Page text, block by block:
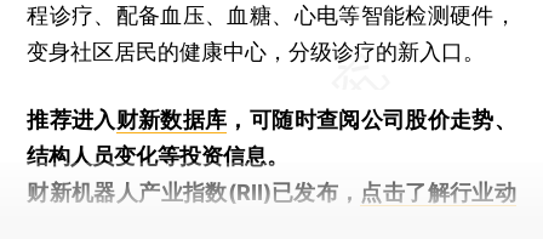
程诊疗、配备血压、血糖、心电等智能检测硬件，
变身社区居民的健康中心，分级诊疗的新入口。
推荐进入财新数据库 ，可随时查阅公司股价走势、
结构人员变化等投资信息。
财新机器人产业指数(RII)已发布， 点击了解行业动